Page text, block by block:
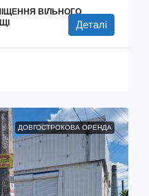
ВІЛЬНОГО
Деталі
ДОВГОСТРОКОВА ОРЕНДА